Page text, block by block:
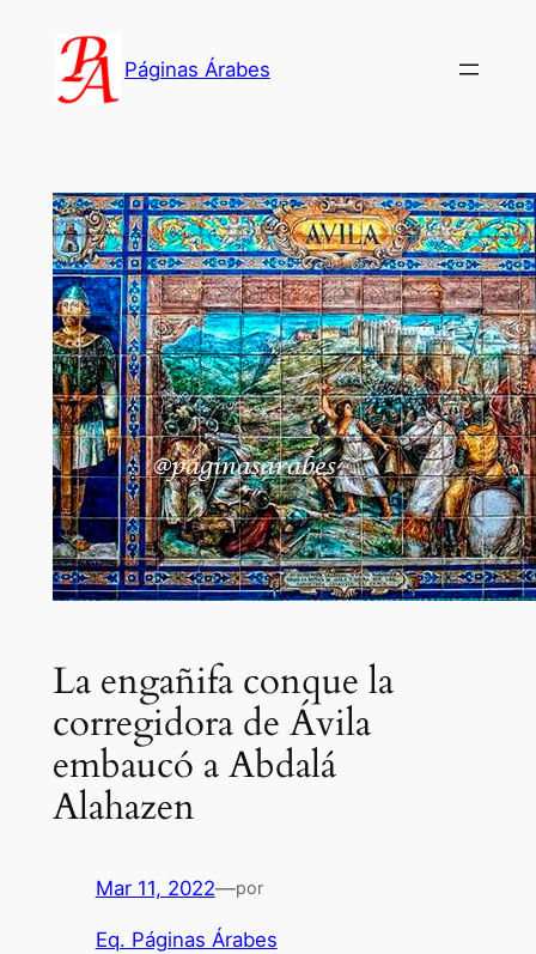
contenido
Páginas Árabes
La engañifa conque la
corregidora de Ávila
embaucó a Abdalá
Alahazen
Mar 11, 2022—por
Eq. Páginas Árabes